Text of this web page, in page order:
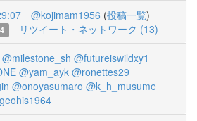
@kojimam1956 (投稿一覧)
リツイート・ネットワーク (13)
@milestone_sh @futureiswildxy1
@yam_ayk @ronettes29
@onoyasumaro @k_h_musume